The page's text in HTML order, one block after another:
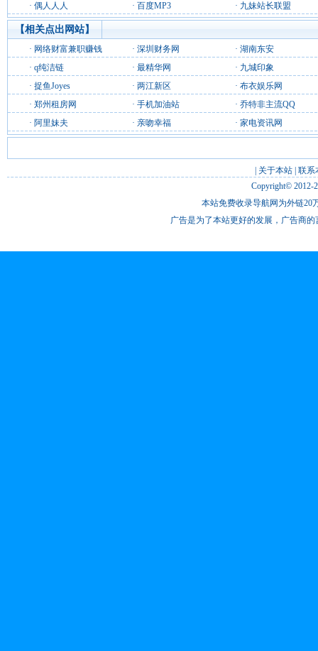
· 偶人人人 · 百度MP3 · 九妹站长联盟
【相关点出网站】
· 网络财富兼职赚钱 · 深圳财务网 · 湖南东安
· q纯洁链 · 最精华网 · 九城印象
· 捉鱼Joyes · 两江新区 · 布衣娱乐网
· 郑州租房网 · 手机加油站 · 乔特非主流QQ
· 阿里妹夫 · 亲吻幸福 · 家电资讯网
关于本站 联系
Copyright© 2012-
本站免费收录导航网为外链20
广告是为了本站更好的发展，广告商